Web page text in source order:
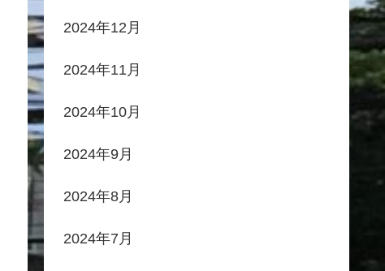
2024年12月
2024年11月
2024年10月
2024年9月
2024年8月
2024年7月